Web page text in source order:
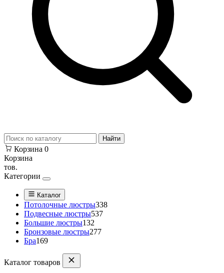
Найти
Корзина 0
Корзина
тов.
Категории
Каталог
Потолочные люстры338
Подвесные люстры537
Большие люстры132
Бронзовые люстры277
Бра169
Каталог товаров